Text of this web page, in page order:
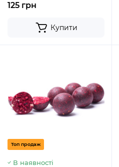
125 грн
Купити
Топ продаж
В наявності